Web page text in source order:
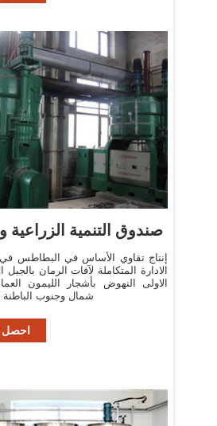
صندوق التنمية الزراعية
إنتاج تقاوي الأساس في البطاطس
الادارة المتكاملة لآفات الرمان
الاولى النهوض بأشجار الليمون
شمال وجنوب الباطنة
احصل